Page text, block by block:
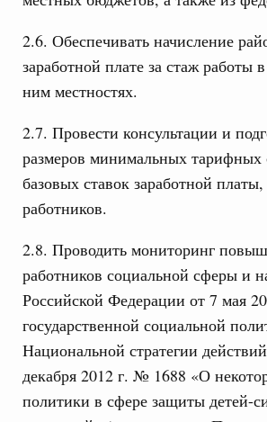
2.6. Обеспечивать начисление
заработной плате за стаж
ним местностях.
2.7. Провести консультации и
размеров минимальных тарифных
базовых ставок заработной
работников.
2.8. Проводить мониторинг
работников социальной сферы и
Российской Федерации от 7 мая
государственной социальной
Национальной стратегии
декабря 2012 г. № 1688 «О
политики в сфере защиты детей-